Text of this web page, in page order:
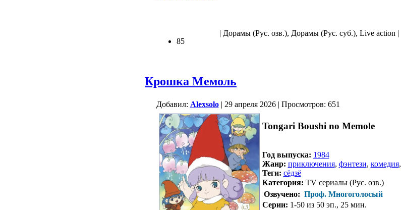
85
| Дорамы (Рус. озв.), Дорамы (Рус. суб.), Live action |
Крошка Мемоль
Добавил: Alexsolo| 29 апреля 2026 | Просмотров: 651
Tongari Boushi no Memole
Год выпуска: 1984
Жанр: приключения, фэнтези, комедия,
Теги: сёдзё
Категория: TV сериалы (Рус. озв.)
Озвучено: Проф. Многоголосый
Серии: 1-50 из 50 эп., 25 мин.